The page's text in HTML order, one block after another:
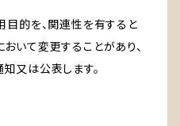
目的を、関連性を有すると
いて変更することがあり、
又は公表します。